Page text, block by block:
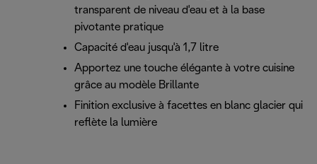
transparent de niveau d'eau et à la base
pivotante pratique
Capacité d'eau jusqu'à 1,7 litre
Apportez une touche élégante à votre cuisine
grâce au modèle Brillante
Finition exclusive à facettes en blanc glacier qui
reflète la lumière